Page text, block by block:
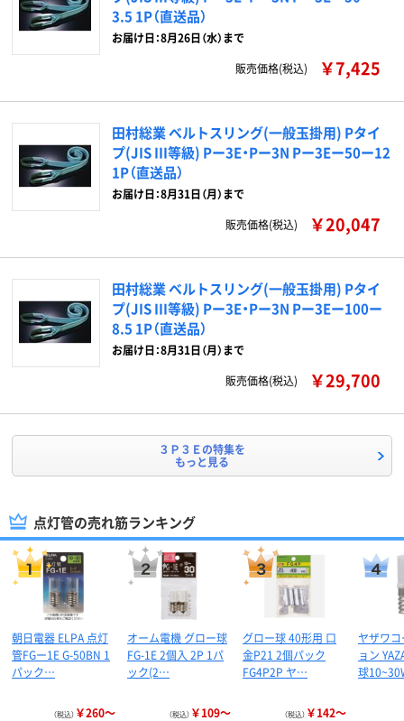
3.5 1P（直送品）
お届け日：8月26日（水）まで
販売価格(税込)
￥7,425
田村総業 ベルトスリング(一般玉掛用) Pタイ
プ(JIS III等級) Pー3E・Pー3N Pー3Eー50ー12
1P（直送品）
お届け日：8月31日（月）まで
販売価格(税込)
￥20,047
田村総業 ベルトスリング(一般玉掛用) Pタイ
プ(JIS III等級) Pー3E・Pー3N Pー3Eー100ー
8.5 1P（直送品）
お届け日：8月31日（月）まで
販売価格(税込)
￥29,700
３Ｐ３Ｅの特集を
もっと見る
点灯管の売れ筋ランキング
朝日電器 ELPA 点灯
管FGー1E G-50BN 1
パック…
（税込） ￥260～
オーム電機 グロー球
FG-1E 2個入 2P 1パ
ック(2…
（税込） ￥109～
グロー球 40形用 口
金P21 2個パック
FG4P2P ヤ…
（税込） ￥142～
ヤザワ
ョン
球